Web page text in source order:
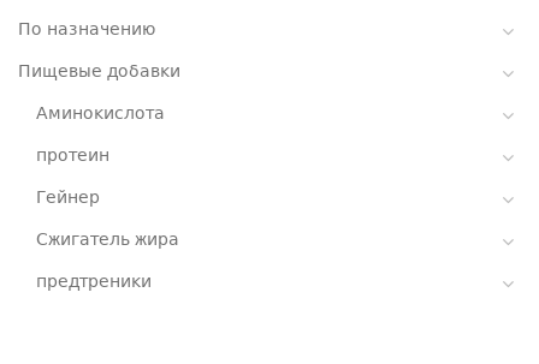
По назначению
Пищевые добавки
Аминокислота
протеин
Гейнер
Сжигатель жира
предтреники